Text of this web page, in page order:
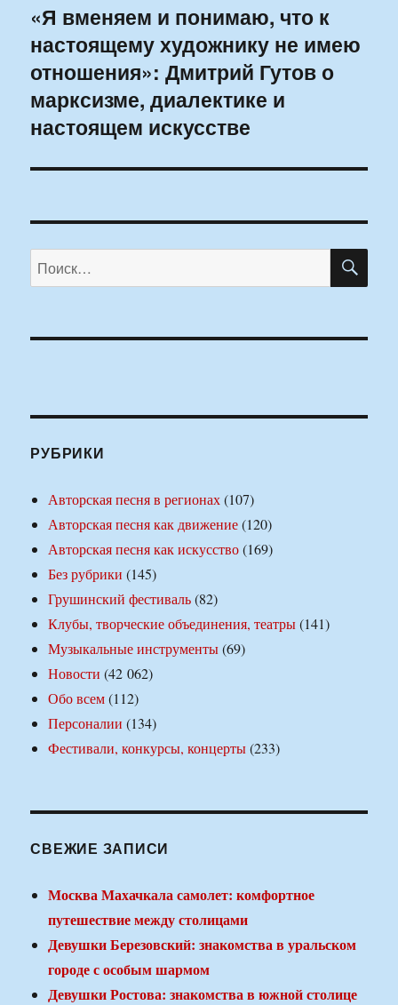
Следующая
запись:
«Я вменяем и понимаю, что к
настоящему художнику не имею
отношения»: Дмитрий Гутов о
марксизме, диалектике и
настоящем искусстве
Искать:
РУБРИКИ
Авторская песня в регионах(107)
Авторская песня как движение(120)
Авторская песня как искусство(169)
Без рубрики (145)
Грушинский фестиваль(82)
Клубы, творческие объединения, театры(141)
Музыкальные инструменты(69)
Новости (42 062)
Обо всем(112)
Персоналии (134)
Фестивали, конкурсы, концерты(233)
СВЕЖИЕ ЗАПИСИ
Москва Махачкала самолет: комфортное
путешествие между столицами
Девушки Березовский: знакомства в уральском
городе с особым шармом
Девушки Ростова: знакомства в южной столице